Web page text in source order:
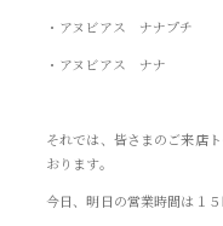
・アヌビアス ナナプチ
・アヌビアス ナナ
それでは、皆さまのご来店
おります。
今日、明日の営業時間は１５